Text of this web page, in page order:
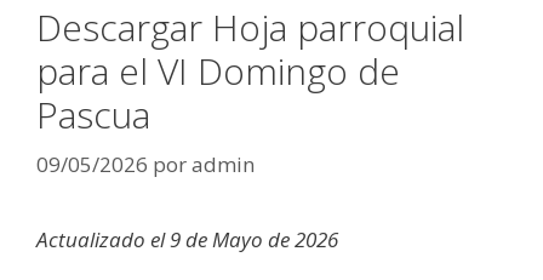
Descargar Hoja parroquial
para el VI Domingo de
Pascua
09/05/2026 poradmin
Actualizado el 9 de Mayo de 2026